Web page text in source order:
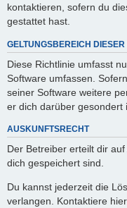
kontaktieren, sofern du
gestattet hast.
GELTUNGSBEREICH
Diese Richtlinie umfasst
Software umfassen.
seiner Software weitere
er dich darüber gesondert
AUSKUNFTSRECHT
Der Betreiber erteilt dir
dich gespeichert sind.
Du kannst jederzeit die
verlangen. Kontaktiere